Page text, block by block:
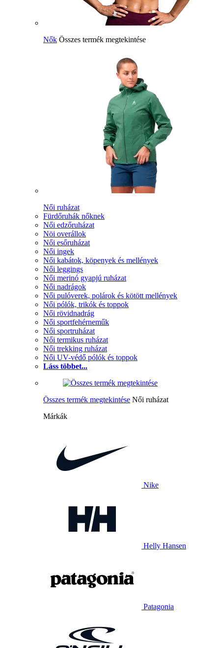
Nők Összes termék megtekintése
Női ruházat
Fürdőruhák nőknek
Női edzőruházat
Nöi overállok
Női esőruházat
Női ingek
Női kabátok, köpenyek és mellények
Női leggings
Női merinó gyapjú ruházat
Női nadrágok
Női pulóverek, polárok és kötött mellények
Női pólók, trikók és toppok
Női rövidnadrág
Női sportfehérneműk
Női sportruházat
Női termikus ruházat
Női trekking ruházat
Női UV-védő pólók és toppok
Láss többet...
Összes termék megtekintése Női ruházat
Márkák
Nike
Helly Hansen
Patagonia